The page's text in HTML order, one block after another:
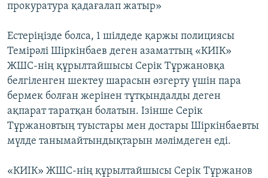
прокуратура қадағалап жатыр»
Естеріңізде болса, 1 шілдеде қаржы полициясы
Темірәлі Шіркінбаев деген азаматтың «КИІК»
ЖШС-нің құрылтайшысы Серік Тұржановқа
белгіленген шектеу шарасын өзгерту үшін пара
бермек болған жерінен тұтқындалды деген
ақпарат таратқан болатын. Ізінше Серік
Тұржановтың туыстары мен достары Шіркінбаевты
мүлде танымайтындықтарын мәлімдеген еді.
«КИІК» ЖШС-нің құрылтайшысы Серік Тұржанов